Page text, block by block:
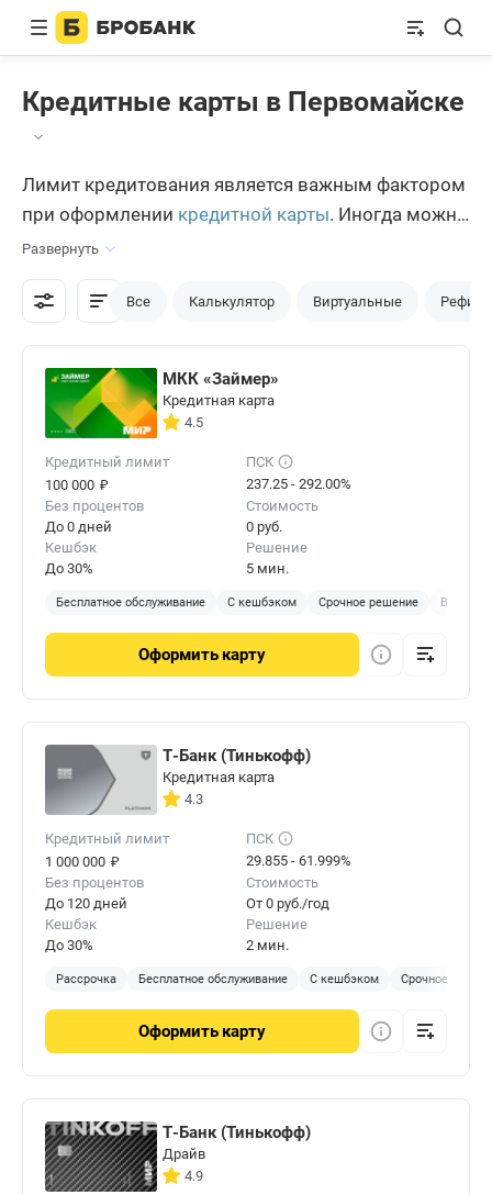
Кредитные карты в Первомайске
Лимит кредитования является важным фактором
при оформлении кредитной карты. Иногда можно
не заметить, что была потрачена значительная
сумма, выплатить которую первомайцу будет
сложно. Поэтому важно самому устанавливать
возможность банку. Например, можно
установить лимит до 20 тысяч рублей.
Развернуть
Все Калькулятор Виртуальные
МКК «Займер»
Кредитная карта
4.5
Кредитный лимит
100 000 ₽
ПСК
237.25 - 292.00%
Без процентов
До 0 дней
Стоимость
0 руб.
Кешбэк
До 30%
Решение
5 мин.
Бесплатное обслуживание С кешбэком Срочное решение
Оформить карту
Т-Банк (Тинькофф)
Кредитная карта
4.3
Кредитный лимит
1 000 000 ₽
ПСК
29.855 - 61.999%
Без процентов
До 120 дней
Стоимость
От 0 руб./год
Кешбэк
До 30%
Решение
2 мин.
Рассрочка Бесплатное обслуживание С кешбэком Срочное
Оформить карту
Т-Банк (Тинькофф)
Драйв
4.9